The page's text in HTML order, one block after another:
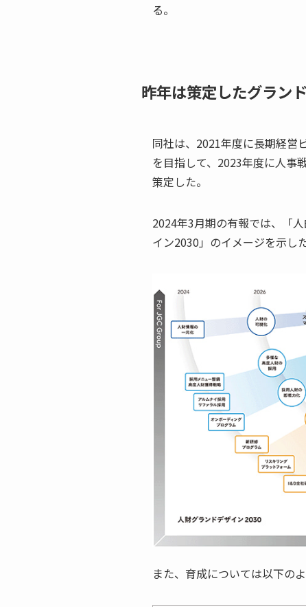
る。
昨年は策定したグラン
同社は、2021年度に長期経営
を目指して、2023年度に人事
策定した。
2024年3月期の有報では、「
イン2030」のイメージを示した
また、育成については以下の